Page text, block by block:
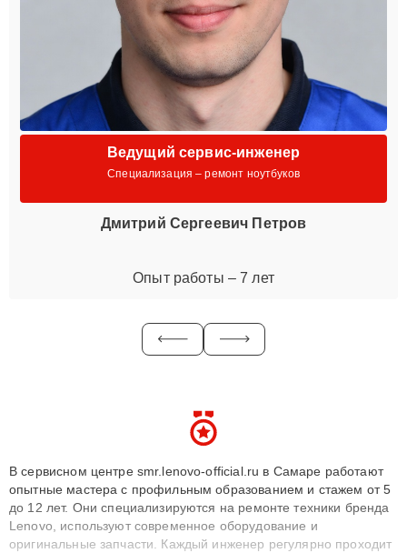
Ведущий сервис-инженер
Специализация – ремонт ноутбуков
Дмитрий Сергеевич Петров
Опыт работы – 7 лет
В сервисном центре smr.lenovo-official.ru в Самаре работают
опытные мастера с профильным образованием и стажем от 5
до 12 лет. Они специализируются на ремонте техники бренда
Lenovo, используют современное оборудование и
оригинальные запчасти. Каждый инженер регулярно проходит